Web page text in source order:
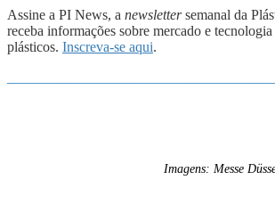
Assine a PI News, a newslettersemanal da
receba informações sobre mercado e
plásticos. Inscreva-se aqui.
Imagens: Messe